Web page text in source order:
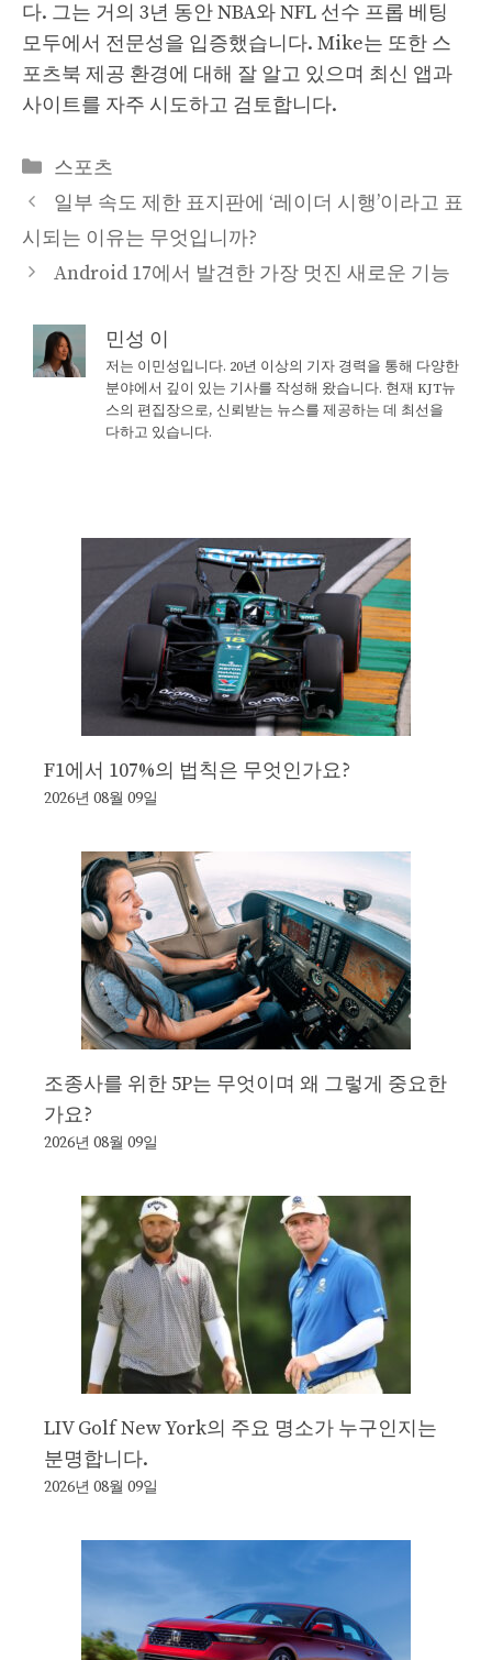
다. 그는 거의 3년 동안 NBA와 NFL 선수 프롭 베팅
모두에서 전문성을 입증했습니다. Mike는 또한 스
포츠북 제공 환경에 대해 잘 알고 있으며 최신 앱과
사이트를 자주 시도하고 검토합니다.
Categories
스포츠
일부 속도 제한 표지판에 ‘레이더 시행’이라고 표
시되는 이유는 무엇입니까?
Android 17에서 발견한 가장 멋진 새로운 기능
민성 이
저는 이민성입니다. 20년 이상의 기자 경력을 통해 다양한
분야에서 깊이 있는 기사를 작성해 왔습니다. 현재 KJT뉴
스의 편집장으로, 신뢰받는 뉴스를 제공하는 데 최선을
다하고 있습니다.
F1에서 107%의 법칙은 무엇인가요?
2026년 08월 09일
조종사를 위한 5P는 무엇이며 왜 그렇게 중요한
가요?
2026년 08월 09일
LIV Golf New York의 주요 명소가 누구인지는
분명합니다.
2026년 08월 09일